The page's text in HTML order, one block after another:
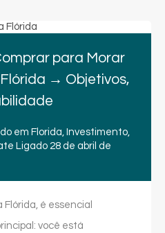
para Morar
→ Objetivos,
em Florida Investimento
Ligado 28 de abril de
Flórida, é essencial
você está